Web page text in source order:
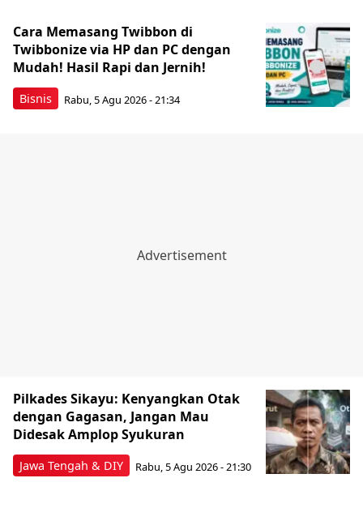
Bisnis
Cara Memasang Twibbon di
Twibbonize via HP dan PC dengan
Mudah! Hasil Rapi dan Jernih!
Rabu, 5 Agu 2026 - 21:34
Jawa Tengah & DIY
Pilkades Sikayu: Kenyangkan Otak
dengan Gagasan, Jangan Mau
Didesak Amplop Syukuran
Rabu, 5 Agu 2026 - 21:30